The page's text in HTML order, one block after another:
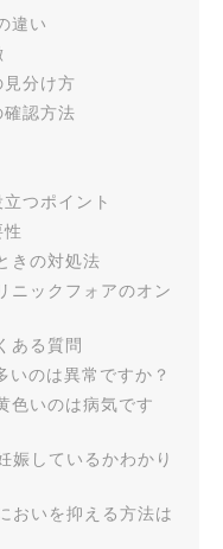
違い
分け方
認方法
つポイント
きの対処法
ニックフォアのオン
ある質問
いのは異常ですか？
色いのは病気です
娠しているかわかり
おいを抑える方法は